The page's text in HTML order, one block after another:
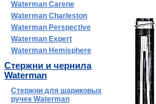
Waterman Carene
Waterman Charleston
Waterman Perspective
Waterman Expert
Waterman Hemisphere
Стержни и чернила
Waterman
Стержни для шариковых
ручек Waterman